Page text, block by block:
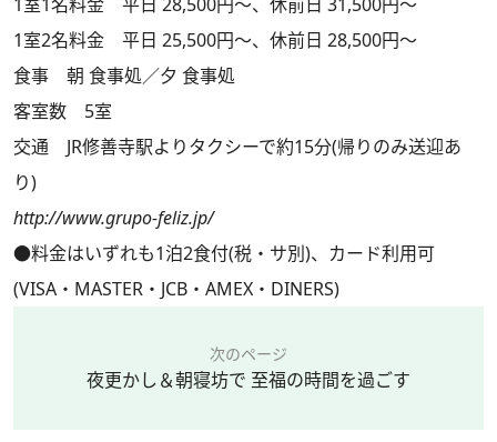
1室2名料金 平日 25,500円～、休前日 28,500円～
食事 朝 食事処／夕 食事処
客室数 5室
交通 JR修善寺駅よりタクシーで約15分(帰りのみ送迎あ
り)
http://www.grupo-feliz.jp/
●料金はいずれも1泊2食付(税・サ別)、カード利用可
(VISA・MASTER・JCB・AMEX・DINERS)
次のページ
夜更かし＆朝寝坊で 至福の時間を過ごす